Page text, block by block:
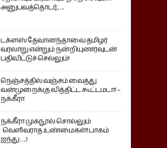
அனுபவத்தொடர்,….
டக்ளஸ் தேவானந்தாவை தமிழர்
வரலாறு என்றும் நன்றியுணர்வுடன்
பதிவிட்டுச் செல்லும்!
நெஞ்சத்தில் வஞ்சம் வைத்து
வன்முறைக்கு வித்திட்ட கூட்டமடா! –
நக்கீரா
நக்கீரா முகநூல் சொல்லும்
வெளிவராத உண்மைகள்! பாகம்
ஐந்து ….!